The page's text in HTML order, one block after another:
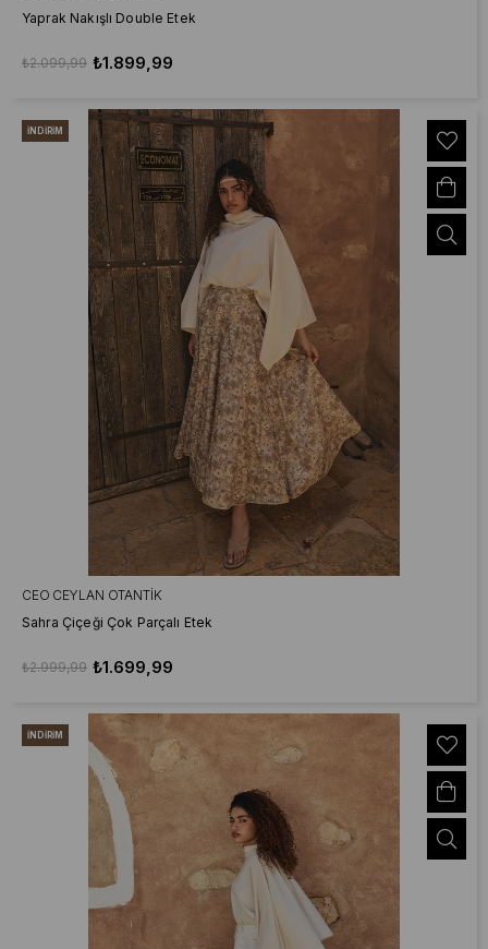
Yaprak Nakışlı Double Etek
₺1.899,99
₺2.099,99
CEO CEYLAN OTANTIK
Sahra Çiçeği Çok Parçalı Etek
₺1.699,99
₺2.999,99
İNDIRIM
İNDIRIM